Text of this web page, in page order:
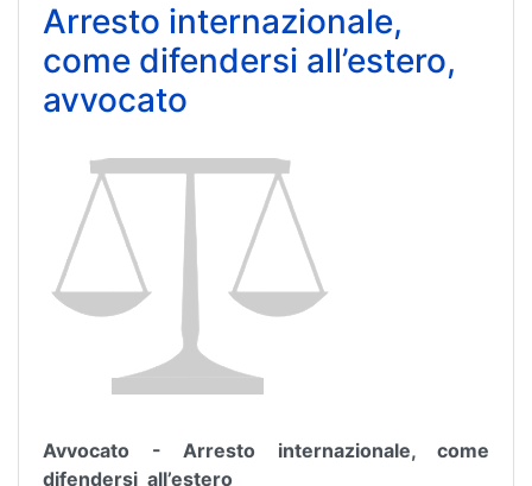
Arresto internazionale,
come difendersi all’estero,
avvocato
Avvocato - Arresto internazionale, come
difendersi all’estero